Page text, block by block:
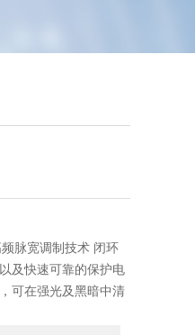
脉宽调制技术 闭环
及快速可靠的保护电
可在强光及黑暗中清